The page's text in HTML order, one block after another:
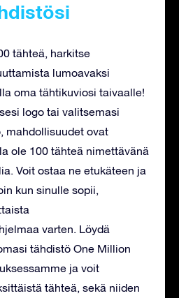
tähteä, harkitse
lumoavaksi
oma tähtikuviosi taivaalle!
logo tai valitsemasi
mahdollisuudet ovat
ole 100 tähteä nimettävänä
Voit ostaa ne etukäteen ja
kun sinulle sopii,
varten. Löydä
tähdistö One Million
ja voit
tähteä, sekä niiden